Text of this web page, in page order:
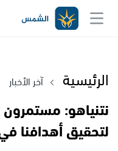
الرئيسية آخر الأخبار
نتنياهو:
لتحقيق أهدافنا